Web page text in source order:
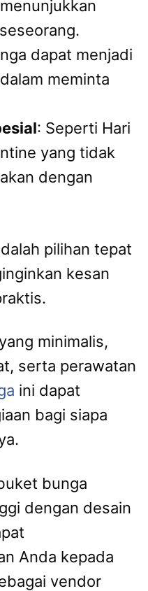
dapat menjadi
meminta
: Seperti Hari
yang tidak
dengan
pilihan tepat
kesan
minimalis,
serta perawatan
ini dapat
bagi siapa
bunga
dengan desain
Anda kepada
vendor